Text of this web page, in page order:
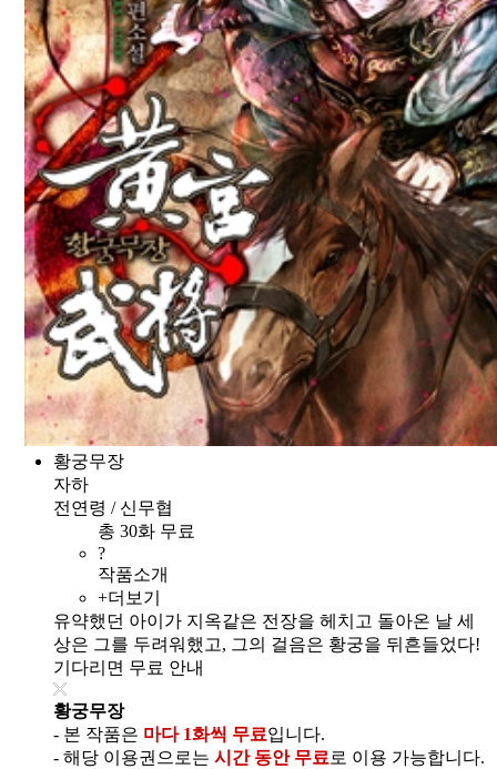
황궁무장
자하
전연령 / 신무협
총 30화 무료
?
작품소개
+더보기
유약했던 아이가 지옥같은 전장을 헤치고 돌아온 날 세
상은 그를 두려워했고, 그의 걸음은 황궁을 뒤흔들었다!
기다리면 무료 안내
황궁무장
- 본 작품은 마다 1화씩 무료입니다.
- 해당 이용권으로는 시간 동안 무료 로 이용 가능합니다.